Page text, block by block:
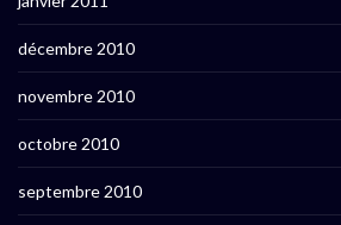
décembre 2010
novembre 2010
octobre 2010
septembre 2010